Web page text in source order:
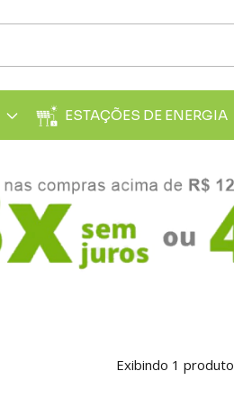
ESTAÇÕES DE ENERGIA
Exibindo 1 produto